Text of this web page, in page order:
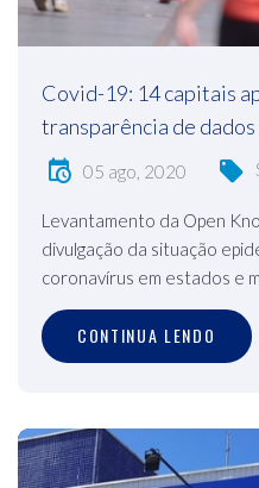
Covid-19: 14 capitais
transparência de
05 ago, 2020
Levantamento da Open
divulgação da situação
coronavírus em estados e
CONTINUA LENDO